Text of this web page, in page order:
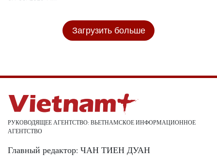
Загрузить больше
РУКОВОДЯЩЕЕ АГЕНТСТВО: ВЬЕТНАМСКОЕ ИНФОРМАЦИОННОЕ
АГЕНТСТВО
Главный редактор: ЧАН ТИЕН ДУАН